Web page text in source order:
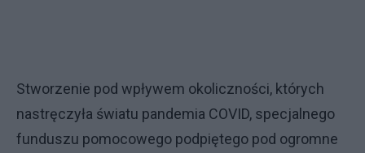
Stworzenie pod wpływem okoliczności, których
nastręczyła światu pandemia COVID, specjalnego
funduszu pomocowego podpiętego pod ogromne